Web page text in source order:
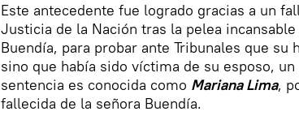
Este antecedente fue logrado gracias a un
Justicia de la Nación tras la pelea
Buendía, para probar ante Tribunales que su
sino que había sido víctima de su esposo,
sentencia es conocida como Mariana Lima,
fallecida de la señora Buendía.